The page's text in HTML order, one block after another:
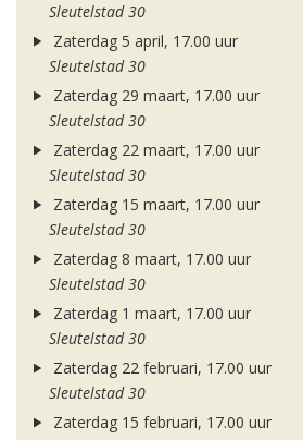
Sleutelstad 30
Zaterdag 5 april, 17.00 uur
Sleutelstad 30
Zaterdag 29 maart, 17.00 uur
Sleutelstad 30
Zaterdag 22 maart, 17.00 uur
Sleutelstad 30
Zaterdag 15 maart, 17.00 uur
Sleutelstad 30
Zaterdag 8 maart, 17.00 uur
Sleutelstad 30
Zaterdag 1 maart, 17.00 uur
Sleutelstad 30
Zaterdag 22 februari, 17.00 uur
Sleutelstad 30
Zaterdag 15 februari, 17.00 uur